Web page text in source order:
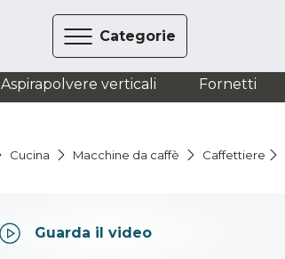
Categorie
Aspirapolvere verticali Fornetti
Cucina Macchine da caffè Caffettiere
Guarda il video